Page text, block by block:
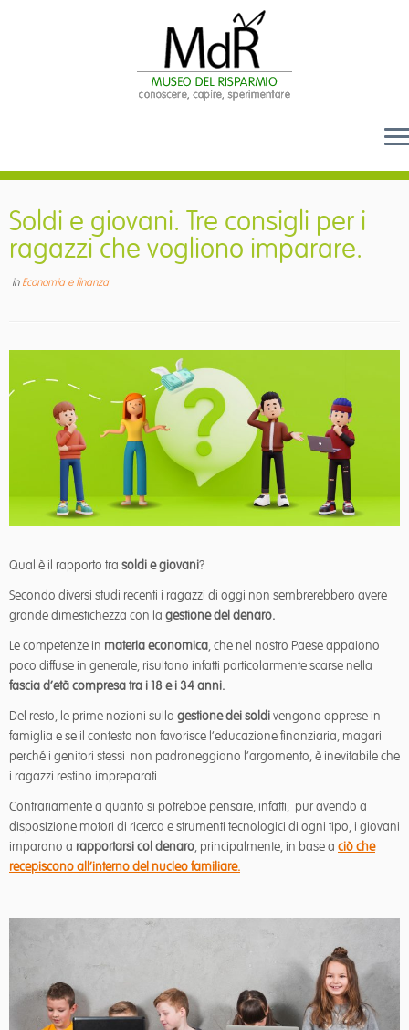
contenuto
Soldi e giovani. Tre consigli per i
ragazzi che vogliono imparare.
in Economia e finanza
Qual è il rapporto tra soldi e giovani?
Secondo diversi studi recenti i ragazzi di oggi non sembrerebbero avere
grande dimestichezza con la gestione del denaro.
Le competenze in materia economica, che nel nostro Paese appaiono
poco diffuse in generale, risultano infatti particolarmente scarse nella
fascia d’età compresa tra i 18 e i 34 anni.
Del resto, le prime nozioni sulla gestione dei soldivengono apprese in
famiglia e se il contesto non favorisce l’educazione finanziaria, magari
perché i genitori stessi non padroneggiano l’argomento, è inevitabile che
i ragazzi restino impreparati.
Contrariamente a quanto si potrebbe pensare, infatti, pur avendo a
disposizione motori di ricerca e strumenti tecnologici di ogni tipo, i giovani
imparano a rapportarsi col denaro, principalmente, in base a ciò che
recepiscono all’interno del nucleo familiare.